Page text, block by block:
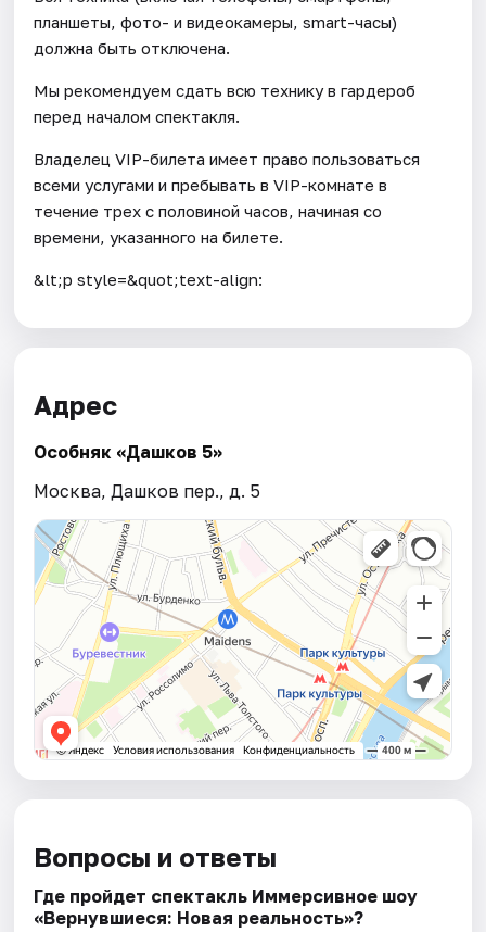
планшеты, фото- и видеокамеры, smart-часы)
должна быть отключена.
Мы рекомендуем сдать всю технику в гардероб
перед началом спектакля.
Владелец VIP-билета имеет право пользоваться
всеми услугами и пребывать в VIP-комнате в
течение трех с половиной часов, начиная со
времени, указанного на билете.
&lt;p style=&quot;text-align:
Адрес
Особняк «Дашков 5»
Москва, Дашков пер., д. 5
Вопросы и ответы
Где пройдет спектакль Иммерсивное шоу
«Вернувшиеся: Новая реальность»?